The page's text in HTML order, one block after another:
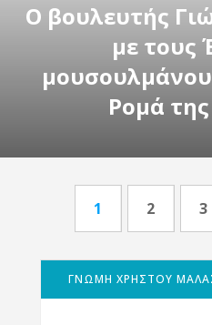
Ο βουλευτής
με τους
Ρομά
1 2 3
ΓΝΩΜΗ ΧΡΗΣΤΟΥ